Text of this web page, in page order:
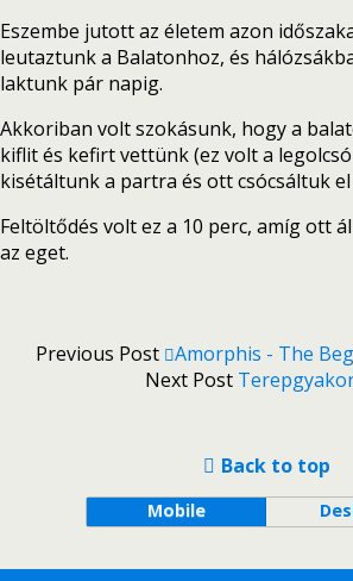
Eszembe jutott az életem azon
leutaztunk a Balatonhoz, és
laktunk pár napig.
Akkoriban volt szokásunk, hogy a
kiflit és kefirt vettünk (ez volt a
kisétáltunk a partra és ott csócsáltuk
Feltöltődés volt ez a 10 perc, amíg ott
az eget.
Previous Post Amorphis - The
Next Post
Back to top
Mobile